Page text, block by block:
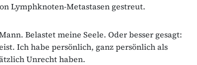
Lymphknoten-Metastasen gestreut.
Belastet meine Seele. Oder besser gesagt:
Ich habe persönlich, ganz persönlich als
Unrecht haben.